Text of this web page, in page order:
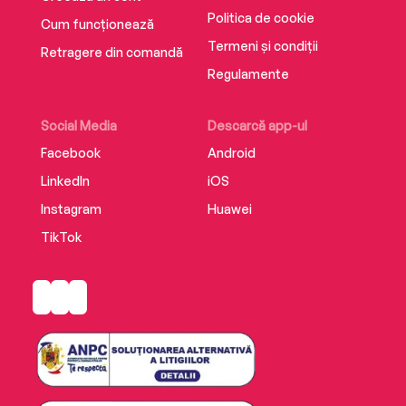
Cum funcționează
Retragere din comandă
Social Media
Facebook
LinkedIn
Instagram
TikTok
Descarcă app-ul
Android
iOS
Huawei
Politica de cookie
Termeni și condiții
Regulamente